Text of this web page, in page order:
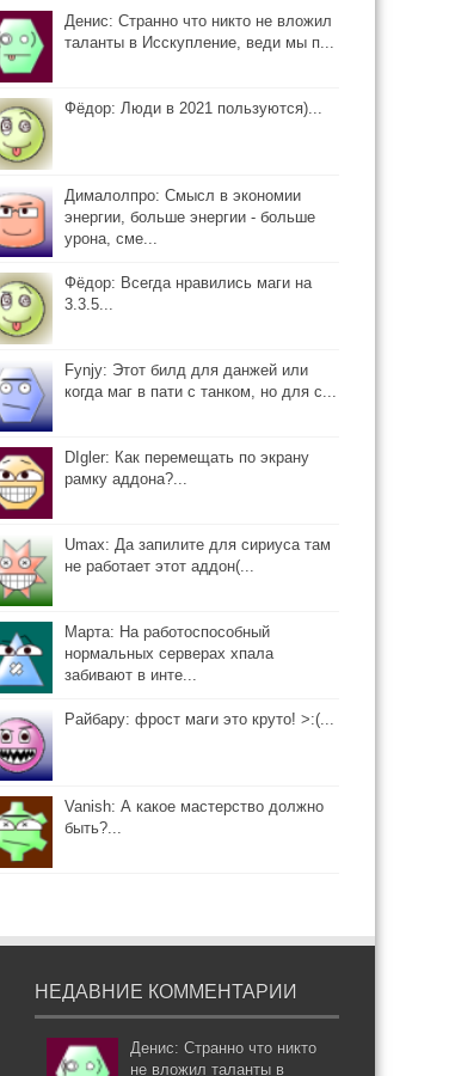
Денис: Странно что никто не вложил
таланты в Исскупление, веди мы п...
Фёдор: Люди в 2021 пользуются)...
Дималолпро: Смысл в экономии
энергии, больше энергии - больше
урона, сме...
Фёдор: Всегда нравились маги на
3.3.5...
Fynjy: Этот билд для данжей или
когда маг в пати с танком, но для с...
DIgler: Как перемещать по экрану
рамку аддона?...
Umax: Да запилите для сириуса там
не работает этот аддон(...
Марта: На работоспособный
нормальных серверах хпала
забивают в инте...
Райбару: фрост маги это круто! >:(...
Vanish: А какое мастерство должно
быть?...
НЕДАВНИЕ КОММЕНТАРИИ
Денис: Странно что никто
не вложил таланты в